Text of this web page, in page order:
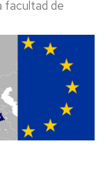
facultad de